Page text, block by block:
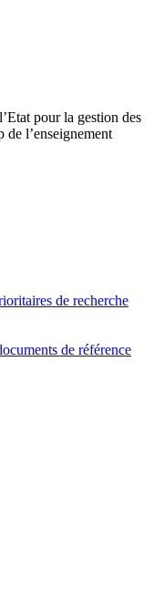
pour la gestion des
de l’enseignement
de recherche
de référence